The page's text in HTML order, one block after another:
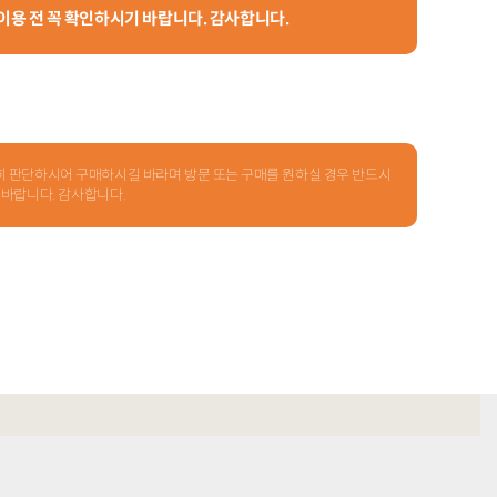
용 전 꼭 확인하시기 바랍니다. 감사합니다.
단하시어 구매하시길 바라며 방문 또는 구매를 원하실 경우 반드시
랍니다. 감사합니다.